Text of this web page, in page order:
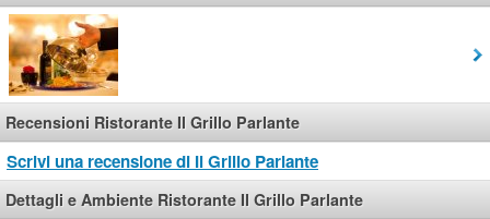
Recensioni Ristorante Il Grillo Parlante
Scrivi una recensione di Il Grillo Parlante
Dettagli e Ambiente Ristorante Il Grillo Parlante